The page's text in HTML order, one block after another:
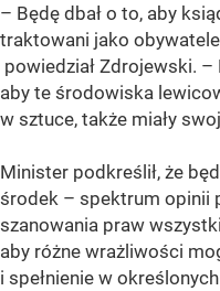
– Będę dbał o to, aby
traktowani jako
powiedział Zdrojewski. –
aby te środowiska
w sztuce, także miały
Minister podkreślił, że
środek – spektrum opinii
szanowania praw
aby różne wrażliwości
i spełnienie w